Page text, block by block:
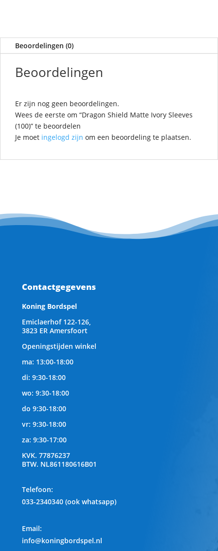
Beoordelingen (0)
Beoordelingen
Er zijn nog geen beoordelingen.
Wees de eerste om “Dragon Shield Matte Ivory Sleeves
(100)” te beoordelen
Je moet ingelogd zijn om een beoordeling te plaatsen.
Contactgegevens
Koning Bordspel
Emiclaerhof 122-126,
3823 ER Amersfoort
Openingstijden winkel
ma: 13:00-18:00
di: 9:30-18:00
wo: 9:30-18:00
do 9:30-18:00
vr: 9:30-18:00
za: 9:30-17:00
KVK. 77876237
BTW. NL861180616B01
Telefoon:
033-2340340 (ook whatsapp)
Email:
info@koningbordspel.nl